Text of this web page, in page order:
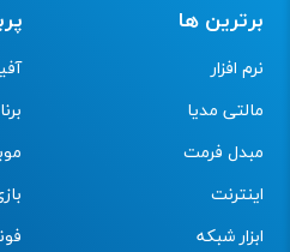
برترین ها
نرم افزار
مالتی مدیا
مبدل فرمت
اینترنت
ابزار شبکه